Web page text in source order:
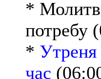
*
потребу
*
час